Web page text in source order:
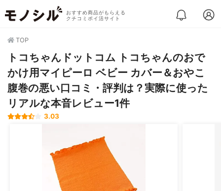
おすすめ商品がもらえる
クチコミポイ活サイト
TOP
トコちゃんドットコム トコちゃんのおで
かけ用マイピーロ ベビー カバー＆おやこ
腹巻の悪い口コミ・評判は？実際に使った
リアルな本音レビュー1件
3.03